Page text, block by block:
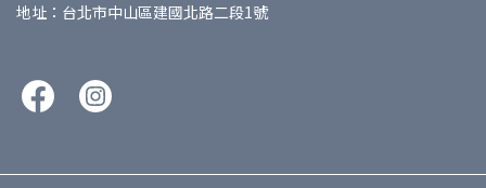
地址：台北市中山區建國北路二段1號